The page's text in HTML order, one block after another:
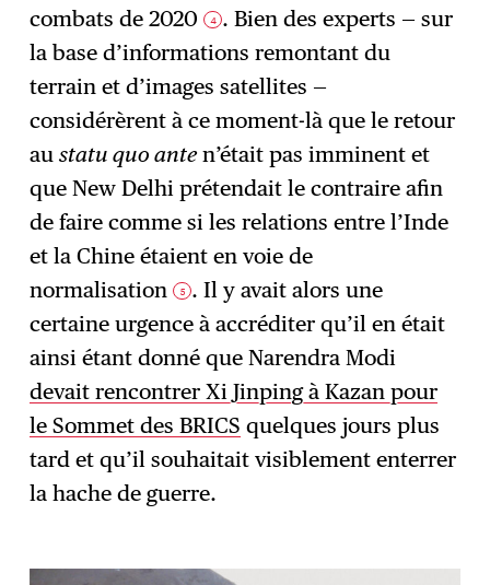
combats de 2020 4 . Bien des experts — sur
la base d’informations remontant du
terrain et d’images satellites —
considérèrent à ce moment-là que le retour
austatu quo anten’était pas imminent et
que New Delhi prétendait le contraire afin
de faire comme si les relations entre l’Inde
et la Chine étaient en voie de
normalisation 5 . Il y avait alors une
certaine urgence à accréditer qu’il en était
ainsi étant donné que Narendra Modi
devait rencontrer Xi Jinping à Kazan pour
le Sommet des BRICS quelques jours plus
tard et qu’il souhaitait visiblement enterrer
la hache de guerre.